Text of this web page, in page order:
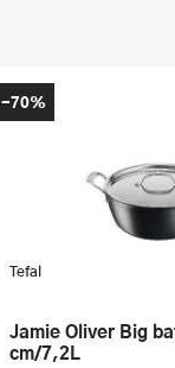
Tefal
Jamie Oliver Big batch pan 30
cm/7,2L
-70%